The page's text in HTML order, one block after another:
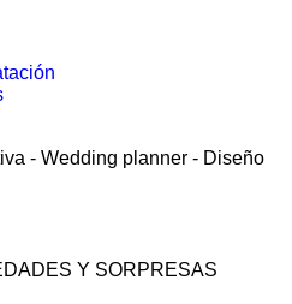
- Wedding planner - Diseño
Y SORPRESAS